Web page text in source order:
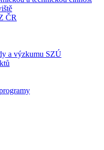
ČR
a výzkumu SZÚ